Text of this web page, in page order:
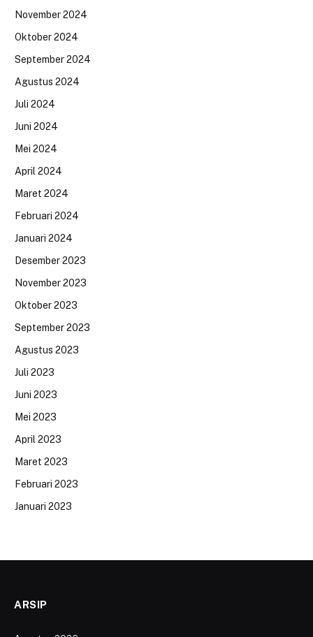
November 2024
Oktober 2024
September 2024
Agustus 2024
Juli 2024
Juni 2024
Mei 2024
April 2024
Maret 2024
Februari 2024
Januari 2024
Desember 2023
November 2023
Oktober 2023
September 2023
Agustus 2023
Juli 2023
Juni 2023
Mei 2023
April 2023
Maret 2023
Februari 2023
Januari 2023
ARSIP